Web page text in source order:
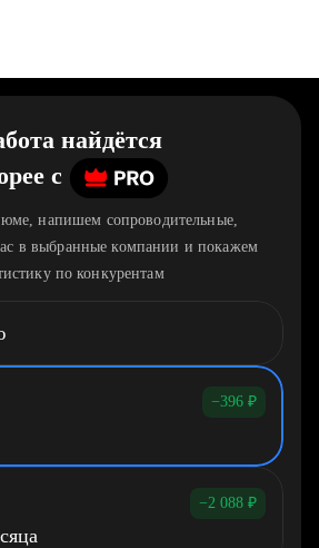
найдётся
c
напишем сопроводительные,
в выбранные компании и покажем
по конкурентам
−396 ₽
−2 088 ₽